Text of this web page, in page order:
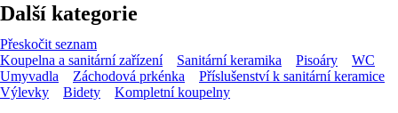
Další kategorie
Přeskočit seznam
Koupelna a sanitární zařízení
Sanitární keramika Pisoáry
WC
Umyvadla
Záchodová prkénka
Příslušenství k sanitární keramice
Výlevky
Bidety Kompletní koupelny